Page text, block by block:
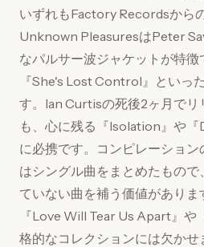
いずれもFactory Recordsから
Unknown PleasuresはPeter
なパルサー波ジャケットが特
『She's Lost Control』といっ
す。Ian Curtisの死後2ヶ月で
も、心に残る『Isolation』や
に必携です。コンピレーション
はシングル曲をまとめたもの
ていない曲を補う価値があり
『Love Will Tear Us Apart』
格的なコレクションには欠かせ